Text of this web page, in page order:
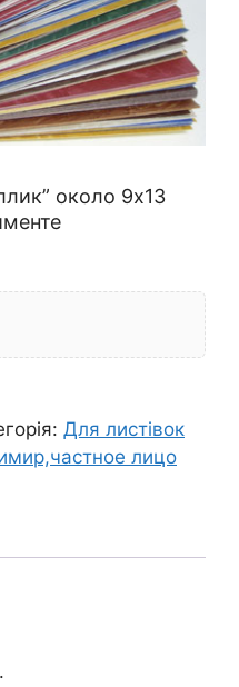
около 9х13
Для листівок
лицо